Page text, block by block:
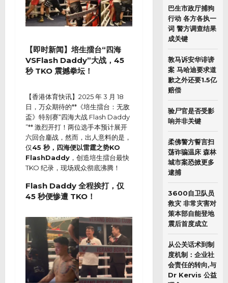
【即时新闻】培生擂台“四海
VSFlash Daddy”大战，45
秒 TKO 震撼拳坛！
【香港体育快讯】2025 年 3 月 18
日，万众期待的**《培生擂台：无敌
盃》特别赛“四海大战 Flash Daddy
”** 激烈开打！两位选手本预计展开
六回合鏖战，然而，出人意料的是，
仅45 秒，四海便以雷霆之势KO
FlashDaddy ，创造培生擂台最快
TKO 纪录，现场观众彻底沸腾！
Flash Daddy 全程挨打，仅
45 秒便惨遭 TKO！
巴生市政厅捕狗
行动 各方各执一
词 警方调查结果
成关键
敦马诉安华诽谤
案 马哈迪要求道
歉之外还要1.5亿
赔偿
验尸官是否受影
响并非关键
柔佛警方誓言扫
荡诈骗温床 森林
城市案恐掀更多
逮捕
3600自卫队员
救灾 非常灾害对
策本部自能登地
震后首度成立
从公关话术到制
度机制：企业社
会责任的转向,与
Dr Kervis 公益